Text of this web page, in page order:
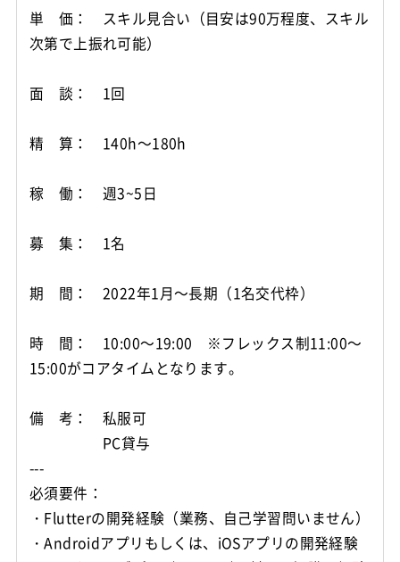
単 価： スキル見合い（目安は90万程度、スキル
次第で上振れ可能）
面 談： 1回
精 算： 140h～180h
稼 働： 週3~5日
募 集： 1名
期 間： 2022年1月～長期（1名交代枠）
時 間： 10:00～19:00 ※フレックス制11:00～
15:00がコアタイムとなります。
備 考： 私服可
PC貸与
---
必須要件：
・Flutterの開発経験（業務、自己学習問いません）
・Androidアプリもしくは、iOSアプリの開発経験